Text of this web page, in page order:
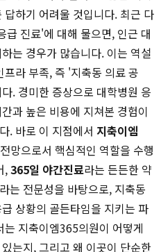
하기 어려울 것입니다. 최근 다
급 진료'에 대해 물으면, 인근 대
는 경우가 많습니다. 이는 역설
라 부족, 즉 '지축동 의료 공
. 경미한 증상으로 대학병원 응
과 높은 비용에 지쳐본 경험이
. 바로 이 지점에서 지축이엠
망으로서 핵심적인 역할을 수행
,365일 야간진료라는 든든한 약
는 전문성을 바탕으로, 지축동
상황의 골든타임을 지키는 파
지축이엠365의원이 어떻게
는지, 그리고 왜 이곳이 단순한